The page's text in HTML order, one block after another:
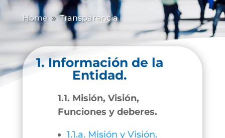
Home 9 Transparencia
1. Información de la
Entidad.
1.1. Misión, Visión,
Funciones y deberes.
1.1.a. Misión y Visión.